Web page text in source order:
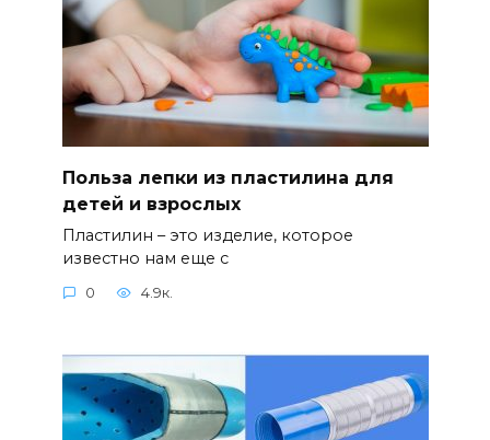
Польза лепки из пластилина для
детей и взрослых
Пластилин – это изделие, которое
известно нам еще с
0 4.9к.